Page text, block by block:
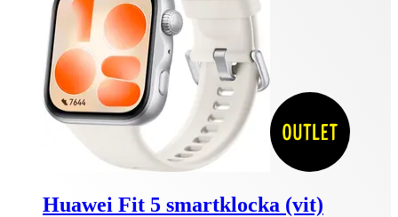
Huawei Fit 5 smartklocka (vit)